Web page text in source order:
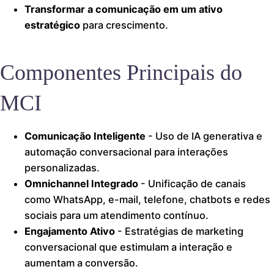
Transformar a comunicação em um ativo
estratégico para crescimento.
Componentes Principais do
MCI
Comunicação Inteligente - Uso de IA generativa e
automação conversacional para interações
personalizadas.
Omnichannel Integrado - Unificação de canais
como WhatsApp, e-mail, telefone, chatbots e redes
sociais para um atendimento contínuo.
Engajamento Ativo - Estratégias de marketing
conversacional que estimulam a interação e
aumentam a conversão.